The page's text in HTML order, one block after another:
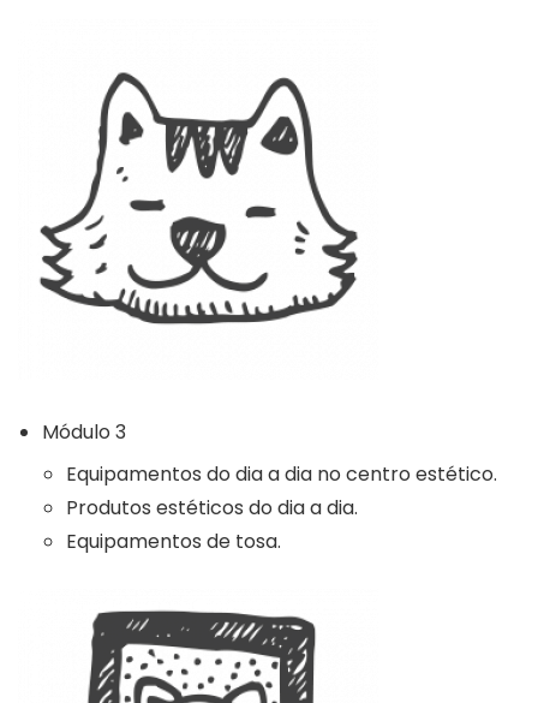
Módulo 3
Equipamentos do dia a dia no centro estético.
Produtos estéticos do dia a dia.
Equipamentos de tosa.